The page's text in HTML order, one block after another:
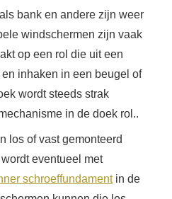
bank en andere zijn weer
windschermen zijn vaak
op een rol die uit een
inhaken in een beugel of
wordt steeds strak
in de doek rol..
los of vast gemonteerd
eventueel met
schroeffundamentin de